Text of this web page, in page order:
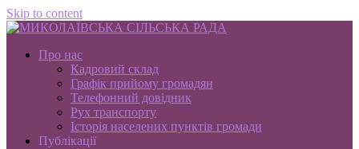
Skip to content
Про нас
Кадровий склад
Графік прийому громадян
Телефонний довідник
Рух транспорту
Історія населених пунктів громади
Публікації